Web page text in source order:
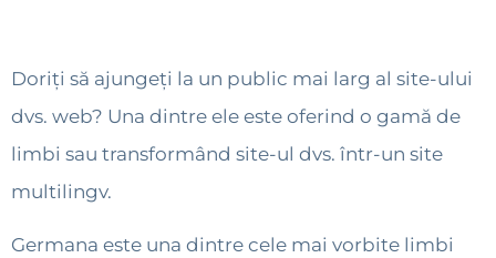
Doriți să ajungeți la un public mai larg al site-ului
dvs. web? Una dintre ele este oferind o gamă de
limbi sau transformând site-ul dvs. într-un site
multilingv.
Germana este una dintre cele mai vorbite limbi